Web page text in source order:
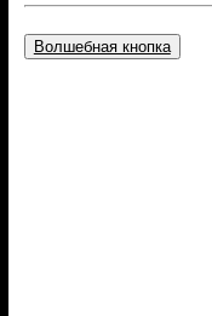
Волшебная кнопка